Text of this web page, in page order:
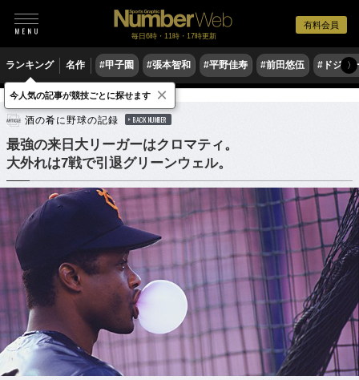
有料会員
毎日6時・11時・17時更新
ランキング 名作 #甲子園 #張本智和 #平野佳寿 #前田悠伍 #ドジャ
〉
野球 プロ野球
酒の肴に野球の記録 BACK NUMBER
最強の来日大リーガーはクロマティ。
大外れは7戦で引退グリーンウェル。
今人気の記事が競技ごとに探せます ×